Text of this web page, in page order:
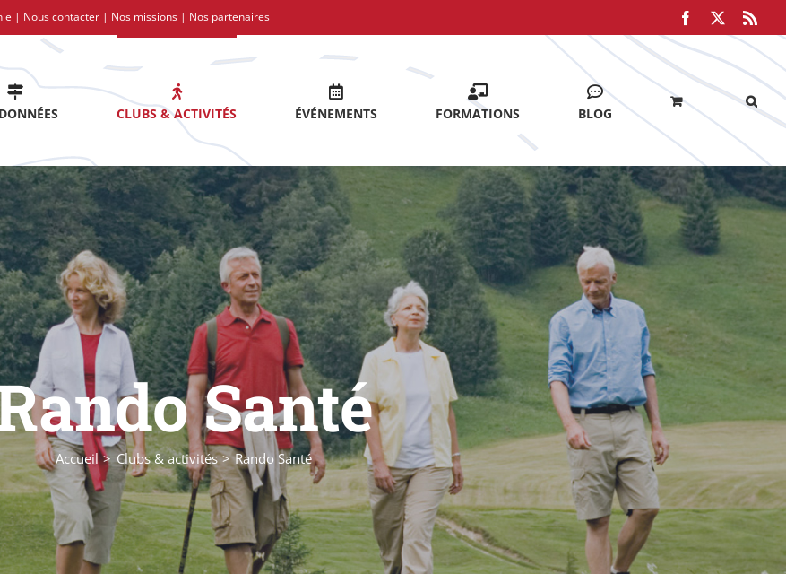
| Nous contacter | Nos missions | Nos partenaires Facebook
CLUBS & ACTIVITÉS ÉVÉNEMENTS FORMATIONS BLOG
Santé
Accueil Clubs & activités Rando Santé